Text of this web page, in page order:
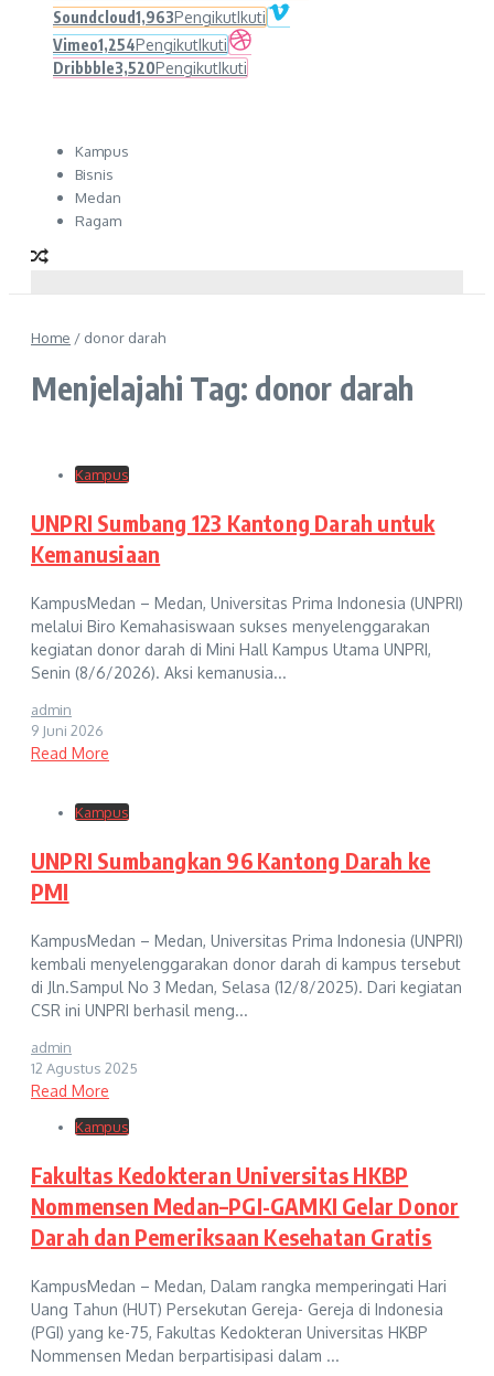
Soundcloud1,963PengikutIkuti
Vimeo1,254PengikutIkuti
Dribbble3,520PengikutIkuti
Kampus
Bisnis
Medan
Ragam
Home / donor darah
Menjelajahi Tag: donor darah
Kampus
UNPRI Sumbang 123 Kantong Darah untuk
Kemanusiaan
KampusMedan – Medan, Universitas Prima Indonesia (UNPRI)
melalui Biro Kemahasiswaan sukses menyelenggarakan
kegiatan donor darah di Mini Hall Kampus Utama UNPRI,
Senin (8/6/2026). Aksi kemanusia...
admin
9 Juni 2026
Read More
Kampus
UNPRI Sumbangkan 96 Kantong Darah ke
PMI
KampusMedan – Medan, Universitas Prima Indonesia (UNPRI)
kembali menyelenggarakan donor darah di kampus tersebut
di Jln.Sampul No 3 Medan, Selasa (12/8/2025). Dari kegiatan
CSR ini UNPRI berhasil meng...
admin
12 Agustus 2025
Read More
Kampus
Fakultas Kedokteran Universitas HKBP
Nommensen Medan–PGI-GAMKI Gelar Donor
Darah dan Pemeriksaan Kesehatan Gratis
KampusMedan – Medan, Dalam rangka memperingati Hari
Uang Tahun (HUT) Persekutan Gereja- Gereja di Indonesia
(PGI) yang ke-75, Fakultas Kedokteran Universitas HKBP
Nommensen Medan berpartisipasi dalam ...